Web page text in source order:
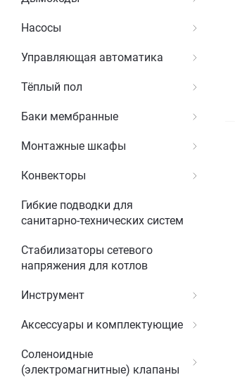
Насосы
Управляющая автоматика
Тёплый пол
Баки мембранные
Монтажные шкафы
Конвекторы
Гибкие подводки для
санитарно-технических систем
Стабилизаторы сетевого
напряжения для котлов
Инструмент
Аксессуары и комплектующие
Соленоидные
(электромагнитные) клапаны